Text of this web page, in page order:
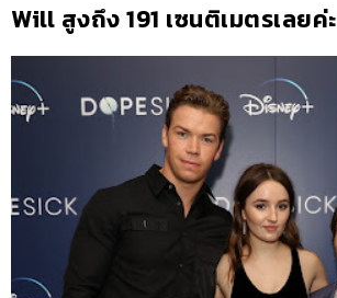
Will สูงถึง 191 เซนติเมตรเลยค่ะ